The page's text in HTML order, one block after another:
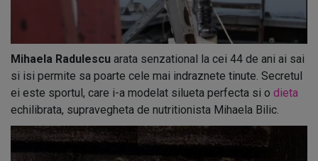
Mihaela Radulescu arata senzational la cei 44 de ani ai sai
si isi permite sa poarte cele mai indraznete tinute. Secretul
ei este sportul, care i-a modelat silueta perfecta si o dieta
echilibrata, supravegheta de nutritionista Mihaela Bilic.